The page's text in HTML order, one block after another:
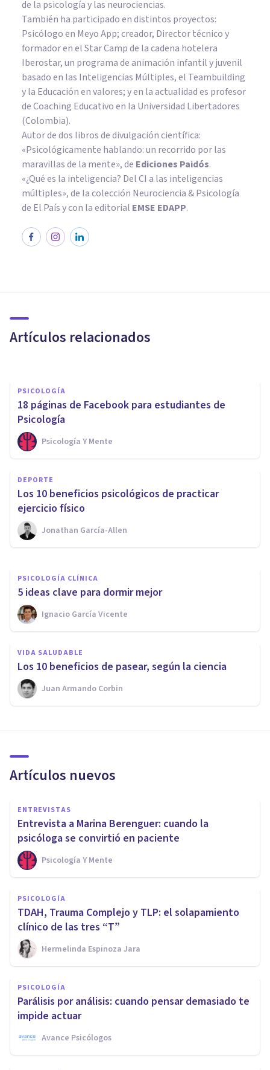
de la psicología y las neurociencias.
También ha participado en distintos proyectos:
Psicólogo en Meyo App; creador, Director técnico y
formador en el Star Camp de la cadena hotelera
Iberostar, un programa de animación infantil y juvenil
basado en las Inteligencias Múltiples, el Teambuilding
y la Educación en valores; y en la actualidad es profesor
de Coaching Educativo en la Universidad Libertadores
(Colombia).
Autor de dos libros de divulgación científica:
«Psicológicamente hablando: un recorrido por las
maravillas de la mente», de Ediciones Paidós.
«¿Qué es la inteligencia? Del CI a las inteligencias
múltiples», de la colección Neurociencia & Psicología
de El País y con la editorial EMSE EDAPP.
Artículos relacionados
del yoga
PSICOLOGÍA
​18 páginas de Facebook para estudiantes de
Psicología
Psicología Y Mente
DEPORTE
Los 10 beneficios psicológicos de practicar
ejercicio físico
Jonathan García-Allen
VIDA SALUDABLE
Adiós al sedentarismo: 6
razones para la práctica
deportiva
María Sonsoles Sáez Egea
PSICOLOGÍA CLÍNICA
5 ideas clave para dormir mejor
Ignacio García Vicente
VIDA SALUDABLE
​Los 10 beneficios de pasear, según la ciencia
Juan Armando Corbin
Artículos nuevos
ENTREVISTAS
Entrevista a Marina Berenguer: cuando la
psicóloga se convirtió en paciente
Psicología Y Mente
PSICOLOGÍA
TDAH, Trauma Complejo y TLP: el solapamiento
clínico de las tres “T”
Hermelinda Espinoza Jara
PSICOLOGÍA
Parálisis por análisis: cuando pensar demasiado te
impide actuar
Avance Psicólogos